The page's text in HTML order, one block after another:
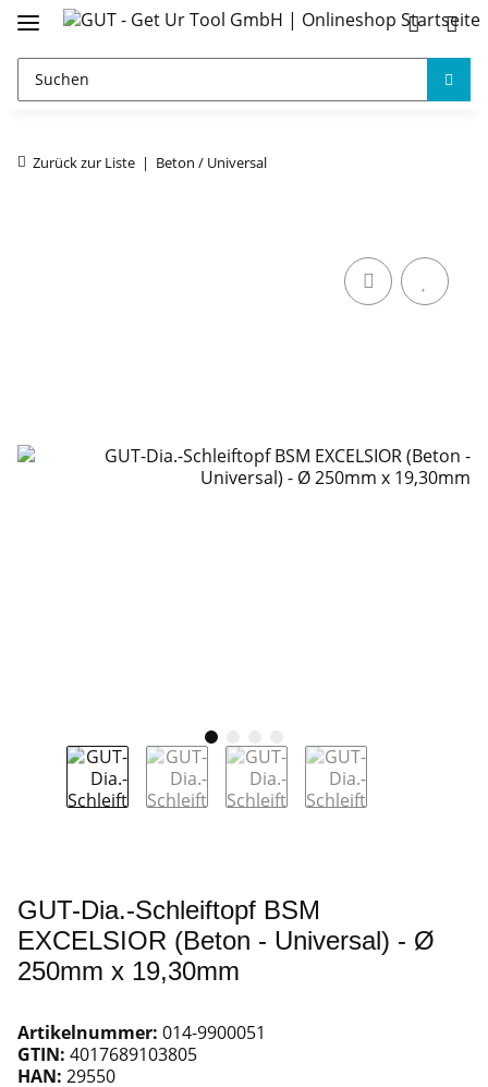
Zurück zur Liste Beton / Universal
GUT-Dia.-Schleiftopf BSM
EXCELSIOR (Beton - Universal) - Ø
250mm x 19,30mm
Artikelnummer: 014-9900051
GTIN: 4017689103805
HAN: 29550